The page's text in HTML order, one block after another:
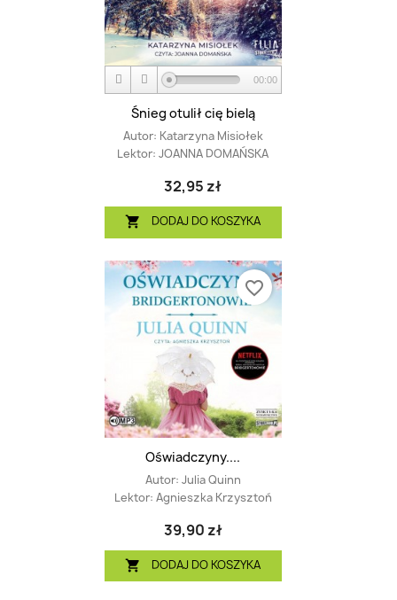
00:00
Śnieg otulił cię bielą
Autor: Katarzyna Misiołek
Lektor: JOANNA DOMAŃSKA
32,95 zł
 DODAJ DO KOSZYKA
Oświadczyny....
Autor: Julia Quinn
Lektor: Agnieszka Krzysztoń
39,90 zł
 DODAJ DO KOSZYKA
favorite_border